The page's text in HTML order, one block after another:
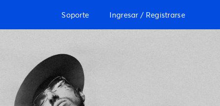
Soporte Ingresar / Registrarse